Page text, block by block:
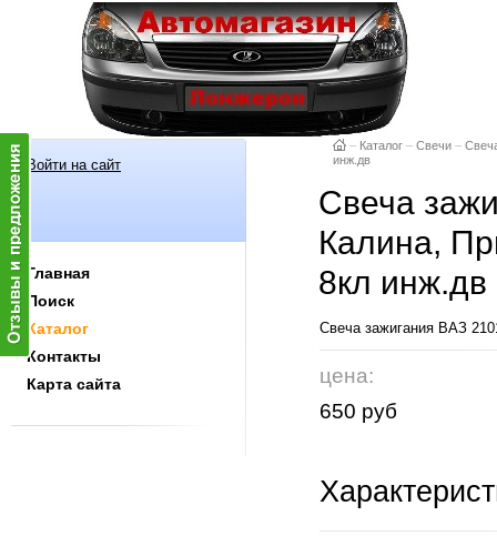
Войти на сайт
Главная
Поиск
Каталог
Контакты
Карта сайта
– Каталог – Свечи –
инж.дв
Свеча
Калина,
8кл инж.дв
Свеча зажигания ВАЗ
цена:
650 руб